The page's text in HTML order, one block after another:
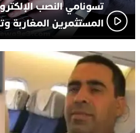
المستثمرين المغاربة